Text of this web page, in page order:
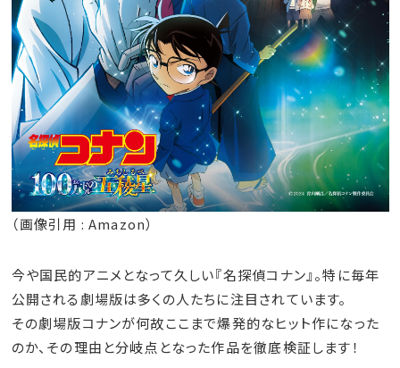
（画像引用 : Amazon）
今や国民的アニメとなって久しい『名探偵コナン』。特に毎年
公開される劇場版は多くの人たちに注目されています。
その劇場版コナンが何故ここまで爆発的なヒット作になった
のか、その理由と分岐点となった作品を徹底検証します！